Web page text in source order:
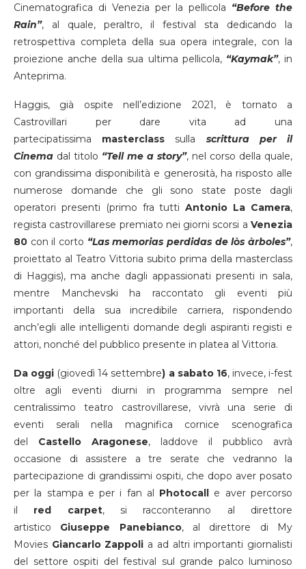
Cinematografica di Venezia per la pellicola “Before the
Rain”, al quale, peraltro, il festival sta dedicando la
retrospettiva completa della sua opera integrale, con la
proiezione anche della sua ultima pellicola, “Kaymak”, in
Anteprima.
Haggis, già ospite nell’edizione 2021, è tornato a
Castrovillari per dare vita ad una
partecipatissima masterclass sulla scrittura per il
Cinema dal titolo “Tell me a story”, nel corso della quale,
con grandissima disponibilità e generosità, ha risposto alle
numerose domande che gli sono state poste dagli
operatori presenti (primo fra tuttiAntonio La Camera,
regista castrovillarese premiato nei giorni scorsi a Venezia
80 con il corto “Las memorias perdidas de lòs àrboles”,
proiettato al Teatro Vittoria subito prima della masterclass
di Haggis), ma anche dagli appassionati presenti in sala,
mentre Manchevski ha raccontato gli eventi più
importanti della sua incredibile carriera, rispondendo
anch’egli alle intelligenti domande degli aspiranti registi e
attori, nonché del pubblico presente in platea al Vittoria.
Da oggi (giovedì 14 settembre) a sabato 16, invece, i-fest
oltre agli eventi diurni in programma sempre nel
centralissimo teatro castrovillarese, vivrà una serie di
eventi serali nella magnifica cornice scenografica
del Castello Aragonese, laddove il pubblico avrà
occasione di assistere a tre serate che vedranno la
partecipazione di grandissimi ospiti, che dopo aver posato
per la stampa e per i fan al Photocall e aver percorso
il red carpet, si racconteranno al direttore
artistico Giuseppe Panebianco, al direttore di My
Movies Giancarlo Zappoli a ad altri importanti giornalisti
del settore ospiti del festival sul grande palco luminoso